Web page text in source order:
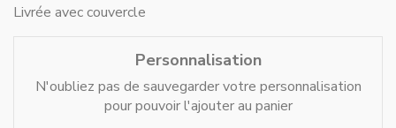
Livrée avec couvercle
Personnalisation
N'oubliez pas de sauvegarder votre personnalisation
pour pouvoir l'ajouter au panier